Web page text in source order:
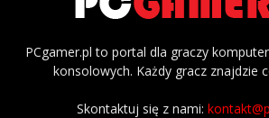
PCgamer.pl to portal dla graczy
konsolowych. Każdy gracz znajdzie
Skontaktuj się z nami: